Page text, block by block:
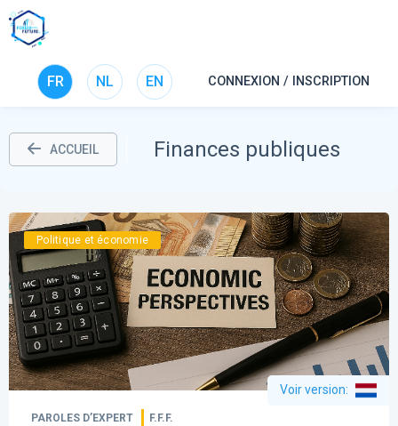
FR NL EN CONNEXION / INSCRIPTION
ACCUEIL Finances publiques
Politique et économie
Voir version:
PAROLES D’EXPERT F.F.F.